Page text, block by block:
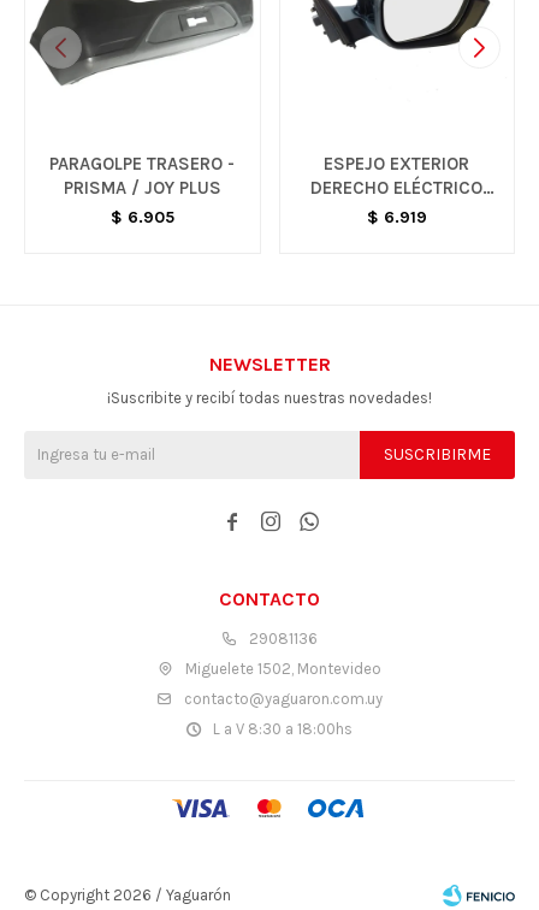
PARAGOLPE TRASERO -
PRISMA / JOY PLUS
$ 6.905
ESPEJO EXTERIOR
DERECHO ELÉCTRICO
S/CARCAZA - ONIX G3
$ 6.919
CONTACTO
29081136
Miguelete 1502, Montevideo
contacto@yaguaron.com.uy
L a V 8:30 a 18:00hs
NEWSLETTER
¡Suscribite y recibí todas nuestras novedades!
SUSCRIBIRME
  
© Copyright 2026 / Yaguarón